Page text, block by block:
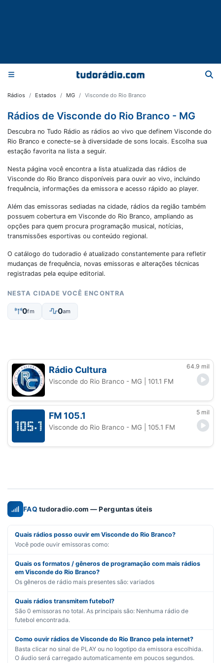
Rádios Estados MG Visconde do Rio Branco
Rádios de Visconde do Rio Branco - MG
Descubra no Tudo Rádio as rádios ao vivo que definem Visconde do
Rio Branco e conecte-se à diversidade de sons locais. Escolha sua
estação favorita na lista a seguir.
Nesta página você encontra a lista atualizada das rádios de
Visconde do Rio Branco disponíveis para ouvir ao vivo, incluindo
frequência, informações da emissora e acesso rápido ao player.
Além das emissoras sediadas na cidade, rádios da região também
possuem cobertura em Visconde do Rio Branco, ampliando as
opções para quem procura programação musical, notícias,
transmissões esportivas ou conteúdo regional.
O catálogo do tudoradio é atualizado constantemente para refletir
mudanças de frequência, novas emissoras e alterações técnicas
registradas pela equipe editorial.
NESTA CIDADE VOCÊ ENCONTRA
0fm 0am
Rádio Cultura 64.9 mil
Visconde do Rio Branco - MG | 101.1 FM
FM 105.1 5 mil
Visconde do Rio Branco - MG | 105.1 FM
FAQ tudoradio.com — Perguntas úteis
Quais rádios posso ouvir em Visconde do Rio Branco?
Você pode ouvir emissoras como:
Quais os formatos / gêneros de programação com mais rádios
em Visconde do Rio Branco?
Os gêneros de rádio mais presentes são: variados
Quais rádios transmitem futebol?
São 0 emissoras no total. As principais são: Nenhuma rádio de
futebol encontrada.
Como ouvir rádios de Visconde do Rio Branco pela internet?
Basta clicar no sinal de PLAY ou no logotipo da emissora escolhida.
O áudio será carregado automaticamente em poucos segundos.